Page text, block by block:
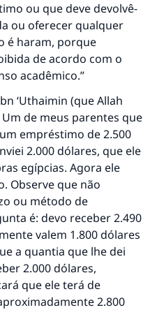
ou que deve devolvê-
ou oferecer qualquer
é haram, porque
de acordo com o
acadêmico.”
‘Uthaimin (que Allah
de meus parentes que
empréstimo de 2.500
2.000 dólares, que ele
egípcias. Agora ele
Observe que não
ou método de
é: devo receber 2.490
valem 1.800 dólares
a quantia que lhe dei
2.000 dólares,
que ele terá de
2.800